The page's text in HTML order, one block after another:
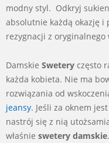
modny styl. Odkryj
absolutnie każdą okazję
rezygnacji z oryginalnego
Damskie Swetery często
każda kobieta. Nie ma
rozwiązania od
jeansy. Jeśli za oknem
nastrój się z nią
właśnie swetery damskie